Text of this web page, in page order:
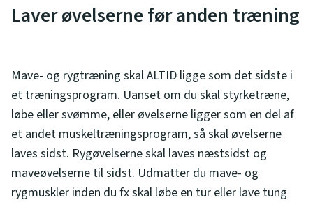
Laver øvelserne før anden træning
Mave- og rygtræning skal ALTID ligge som det sidste i
et træningsprogram. Uanset om du skal styrketræne,
løbe eller svømme, eller øvelserne ligger som en del af
et andet muskeltræningsprogram, så skal øvelserne
laves sidst. Rygøvelserne skal laves næstsidst og
maveøvelserne til sidst. Udmatter du mave- og
rygmuskler inden du fx skal løbe en tur eller lave tung